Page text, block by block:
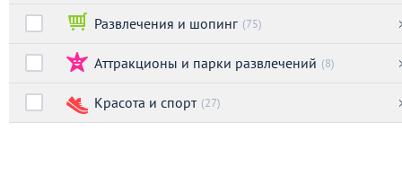
Развлечения и шопинг (75)
Аттракционы и парки развлечений (8)
Красота и спорт (27)